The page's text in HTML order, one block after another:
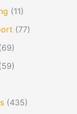
(11)
(77)
(435)